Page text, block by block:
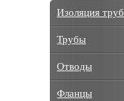
Изоляция труб
Трубы
Отводы
Фланцы